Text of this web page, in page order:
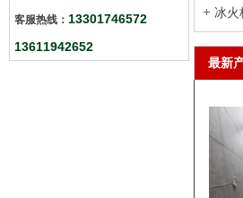
客服热线： 13301746572
13611942652
冰火
最新